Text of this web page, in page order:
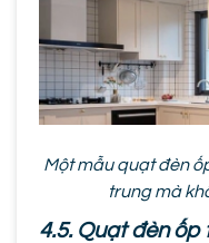
Một mẫu quạt đèn
trung mà
4.5. Quạt đèn